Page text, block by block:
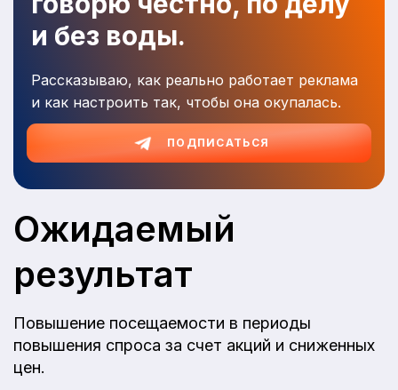
и без воды.
Рассказываю, как реально работает реклама
и как настроить так, чтобы она окупалась.
ПОДПИСАТЬСЯ
Ожидаемый
результат
Повышение посещаемости в периоды
повышения спроса за счет акций и сниженных
цен.